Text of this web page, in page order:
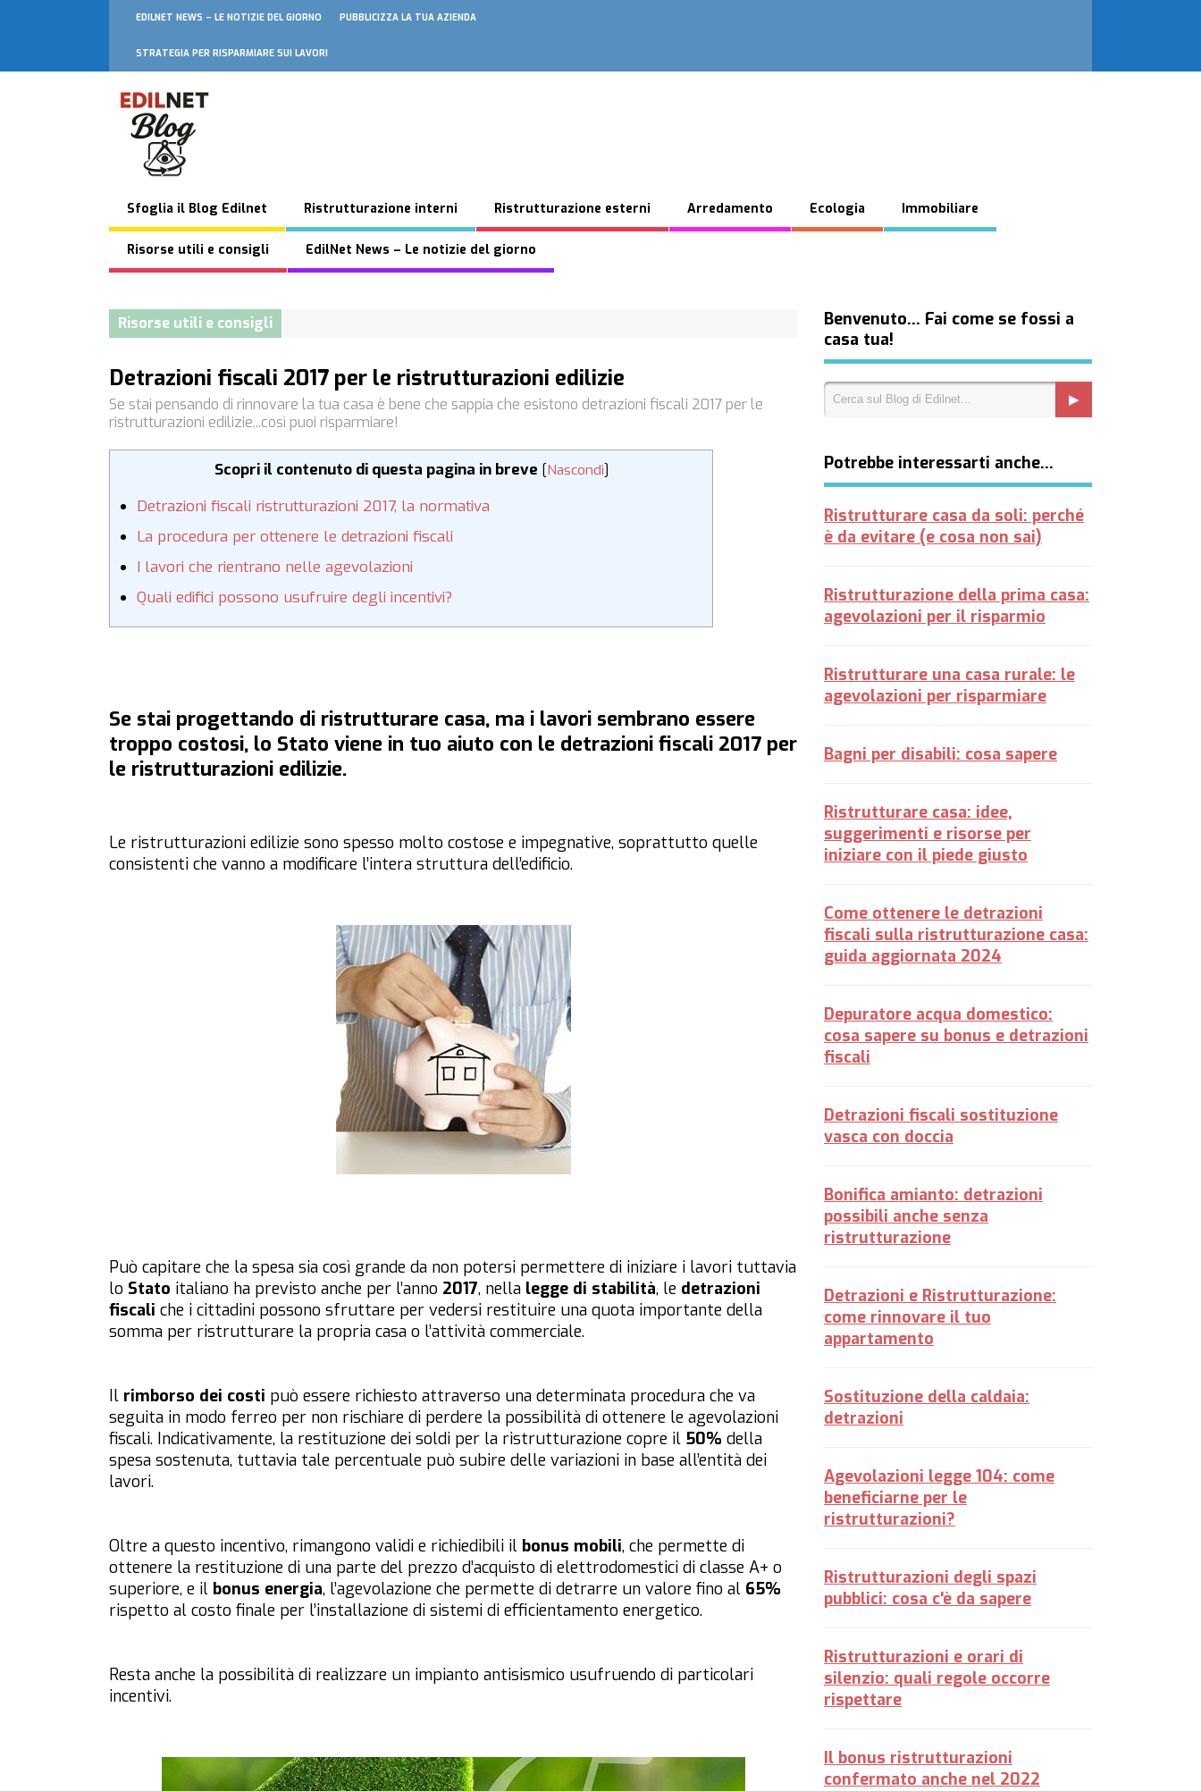
EDILNET NEWS – LE NOTIZIE DEL GIORNO PUBBLICIZZA LA TUA AZIENDA
STRATEGIA PER RISPARMIARE SUI LAVORI
Sfoglia il Blog Edilnet Ristrutturazione interni Ristrutturazione esterni Arredamento Ecologia Immobiliare
Risorse utili e consigli EdilNet News – Le notizie del giorno
Risorse utili e consigli
Detrazioni fiscali 2017 per le ristrutturazioni edilizie
Se stai pensando di rinnovare la tua casa è bene che sappia che esistono detrazioni fiscali 2017 per le
ristrutturazioni edilizie...così puoi risparmiare!
Scopri il contenuto di questa pagina in breve [Nascondi]
Detrazioni fiscali ristrutturazioni 2017, la normativa
La procedura per ottenere le detrazioni fiscali
I lavori che rientrano nelle agevolazioni
Quali edifici possono usufruire degli incentivi?
Se stai progettando di ristrutturare casa, ma i lavori sembrano essere
troppo costosi, lo Stato viene in tuo aiuto con le detrazioni fiscali 2017 per
le ristrutturazioni edilizie.
Le ristrutturazioni edilizie sono spesso molto costose e impegnative, soprattutto quelle
consistenti che vanno a modificare l’intera struttura dell’edificio.
Può capitare che la spesa sia così grande da non potersi permettere di iniziare i lavori tuttavia
lo Stato italiano ha previsto anche per l’anno 2017, nella legge di stabilità, le detrazioni
fiscali che i cittadini possono sfruttare per vedersi restituire una quota importante della
somma per ristrutturare la propria casa o l’attività commerciale.
Il rimborso dei costi può essere richiesto attraverso una determinata procedura che va
seguita in modo ferreo per non rischiare di perdere la possibilità di ottenere le agevolazioni
fiscali. Indicativamente, la restituzione dei soldi per la ristrutturazione copre il 50% della
spesa sostenuta, tuttavia tale percentuale può subire delle variazioni in base all’entità dei
lavori.
Oltre a questo incentivo, rimangono validi e richiedibili il bonus mobili, che permette di
ottenere la restituzione di una parte del prezzo d’acquisto di elettrodomestici di classe A+ o
superiore, e il bonus energia, l’agevolazione che permette di detrarre un valore fino al 65%
rispetto al costo finale per l’installazione di sistemi di efficientamento energetico.
Resta anche la possibilità di realizzare un impianto antisismico usufruendo di particolari
incentivi.
Benvenuto… Fai come se fossi a
casa tua!
Potrebbe interessarti anche…
Ristrutturare casa da soli: perché
è da evitare (e cosa non sai)
Ristrutturazione della prima casa:
agevolazioni per il risparmio
Ristrutturare una casa rurale: le
agevolazioni per risparmiare
Bagni per disabili: cosa sapere
Ristrutturare casa: idee,
suggerimenti e risorse per
iniziare con il piede giusto
Come ottenere le detrazioni
fiscali sulla ristrutturazione casa:
guida aggiornata 2024
Depuratore acqua domestico:
cosa sapere su bonus e detrazioni
fiscali
Detrazioni fiscali sostituzione
vasca con doccia
Bonifica amianto: detrazioni
possibili anche senza
ristrutturazione
Detrazioni e Ristrutturazione:
come rinnovare il tuo
appartamento
Sostituzione della caldaia:
detrazioni
Agevolazioni legge 104: come
beneficiarne per le
ristrutturazioni?
Ristrutturazioni degli spazi
pubblici: cosa c'è da sapere
Ristrutturazioni e orari di
silenzio: quali regole occorre
rispettare
Il bonus ristrutturazioni
confermato anche nel 2022